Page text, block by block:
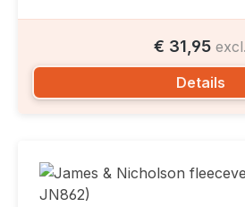
€ 31,95 excl.
Details